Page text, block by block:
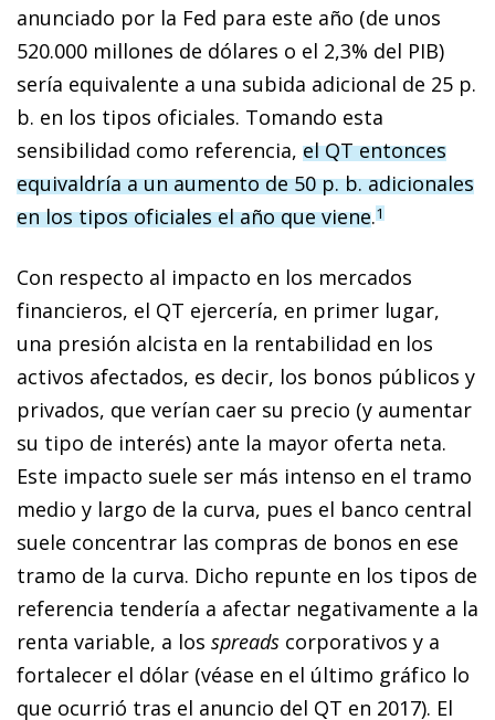
anunciado por la Fed para este año (de unos
520.000 millones de dólares o el 2,3% del PIB)
sería equivalente a una subida adicional de 25 p.
b. en los tipos oficiales. Tomando esta
sensibilidad como referencia, el QT entonces
equivaldría a un aumento de 50 p. b. adicionales
en los tipos oficiales el año que viene.1
Con respecto al impacto en los mercados
financieros, el QT ejercería, en primer lugar,
una presión alcista en la rentabilidad en los
activos afectados, es decir, los bonos públicos y
privados, que verían caer su precio (y aumentar
su tipo de interés) ante la mayor oferta neta.
Este impacto suele ser más intenso en el tramo
medio y largo de la curva, pues el banco central
suele concentrar las compras de bonos en ese
tramo de la curva. Dicho repunte en los tipos de
referencia tendería a afectar negativamente a la
renta variable, a los spreads corporativos y a
fortalecer el dólar (véase en el último gráfico lo
que ocurrió tras el anuncio del QT en 2017). El